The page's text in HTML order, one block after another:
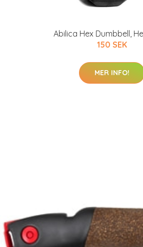
Abilica Hex Dumbbell,
150 SEK
MER INFO!